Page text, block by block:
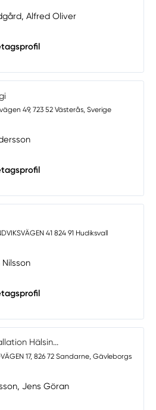
Alfred Oliver
49, 723 52 Västerås, Sverige
41 824 91 Hudiksvall
Hälsin...
17, 826 72 Sandarne, Gävleborgs
Jens Göran